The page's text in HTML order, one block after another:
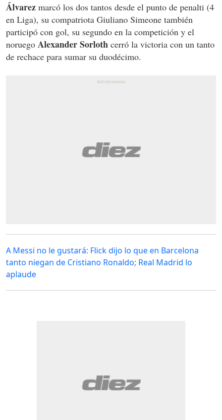
Álvarez marcó los dos tantos desde el punto de penalti (4
en Liga), su compatriota Giuliano Simeone también
participó con gol, su segundo en la competición y el
noruego Alexander Sorloth cerró la victoria con un tanto
de rechace para sumar su duodécimo.
A Messi no le gustará: Flick dijo lo que en Barcelona
tanto niegan de Cristiano Ronaldo; Real Madrid lo
aplaude